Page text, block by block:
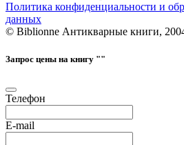
Политика конфиденциальности и
данных
© Biblionne Антикварные книги,
Запрос цены на книгу ""
Телефон
E-mail